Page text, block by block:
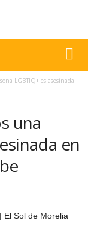
LGBTIQ+ es asesinada
una
en
El Sol de Morelia